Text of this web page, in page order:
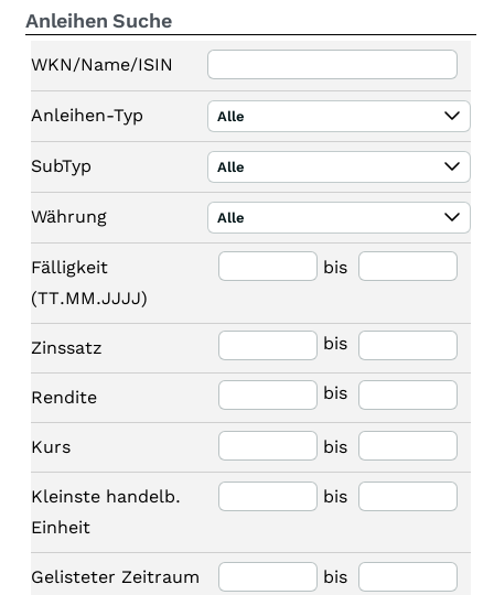
Anleihen Suche
WKN/Name/ISIN
Anleihen-Typ Alle
SubTyp Alle
Währung Alle
Fälligkeit
(TT.MM.JJJJ)
bis
Zinssatz bis
Rendite bis
Kurs bis
Kleinste handelb.
Einheit
bis
Gelisteter Zeitraum bis